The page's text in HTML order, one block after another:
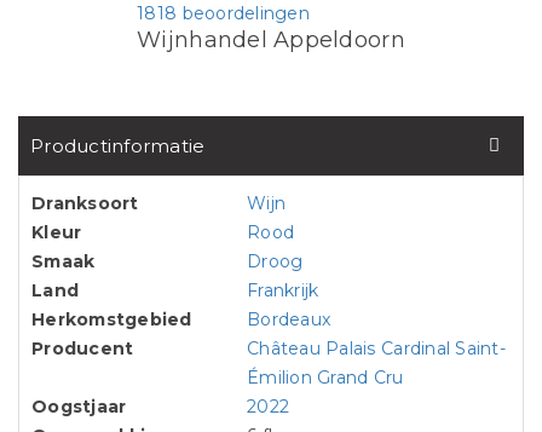
Wijnhandel Appeldoorn
1818 beoordelingen
Productinformatie
Dranksoort
Wijn
Kleur
Rood
Smaak
Droog
Land
Frankrijk
Herkomstgebied
Bordeaux
Producent
Château Palais Cardinal Saint-
Émilion Grand Cru
Oogstjaar
2022